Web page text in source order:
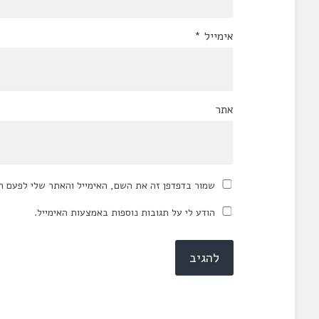
אימייל *
אתר
שמור בדפדפן זה את השם, האימייל והאתר שלי לפעם
הודע לי על תגובות נוספות באמצעות האימייל.